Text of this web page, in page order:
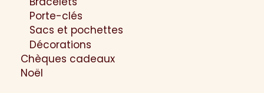
Porte-clés
Sacs et pochettes
Décorations
Chèques cadeaux
Noël